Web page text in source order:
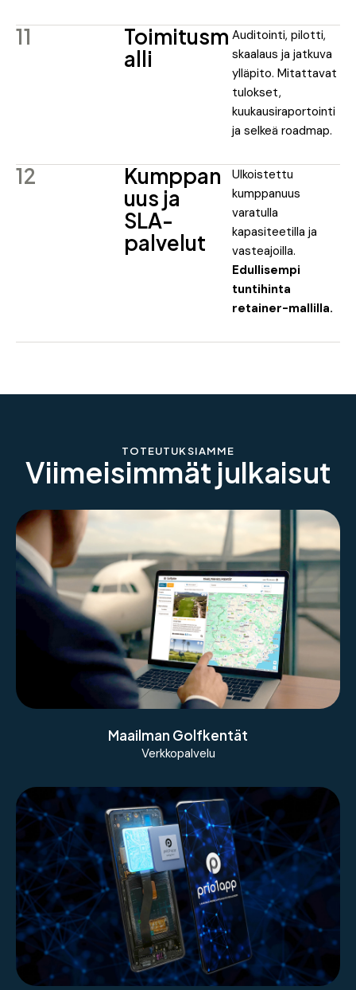
11
Toimitusm
alli
Auditointi, pilotti,
skaalaus ja jatkuva
ylläpito. Mitattavat
tulokset,
kuukausiraportointi
ja selkeä roadmap.
12
Kumppan
uus ja
SLA-
palvelut
Ulkoistettu
kumppanuus
varatulla
kapasiteetilla ja
vasteajoilla.
Edullisempi
tuntihinta
retainer-mallilla.
TOTEUTUKSIAMME
Viimeisimmät julkaisut
Verkkopalvelu